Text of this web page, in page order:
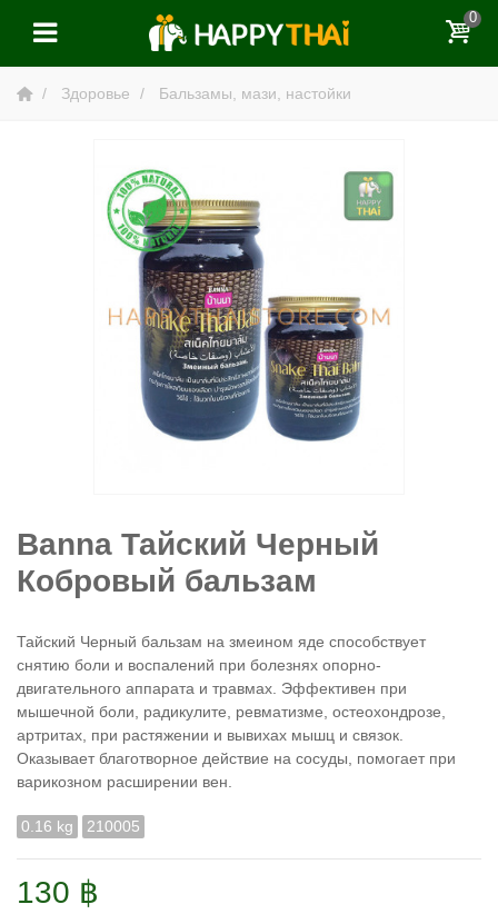
0
Здоровье Бальзамы, мази, настойки
Banna Тайский Черный
Кобровый бальзам
Тайский Черный бальзам на змеином яде способствует
снятию боли и воспалений при болезнях опорно-
двигательного аппарата и травмах. Эффективен при
мышечной боли, радикулите, ревматизме, остеохондрозе,
артритах, при растяжении и вывихах мышц и связок.
Оказывает благотворное действие на сосуды, помогает при
варикозном расширении вен.
0.16 kg 210005
130 ฿